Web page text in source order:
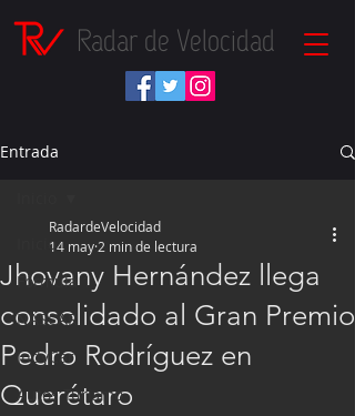
Radar de Velocidad
Entrada
Inicio
Fórmula 1
NASCAR
IndyCar
Autos Turismo
Jhovany Hernández llega
consolidado al Gran Premio
Pedro Rodríguez en
Querétaro
RadardeVelocidad
14 may 2 min de lectura